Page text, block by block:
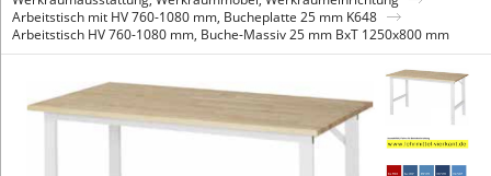
Arbeitstisch mit HV 760-1080 mm, Bucheplatte 25 mm K648
Arbeitstisch HV 760-1080 mm, Buche-Massiv 25 mm BxT 1250x800 mm